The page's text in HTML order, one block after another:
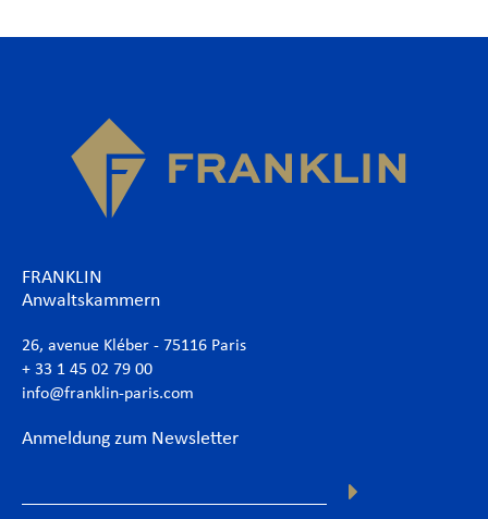
FRANKLIN
Anwaltskammern
26, avenue Kléber - 75116 Paris
+ 33 1 45 02 79 00
info@franklin-paris.com
Anmeldung zum Newsletter